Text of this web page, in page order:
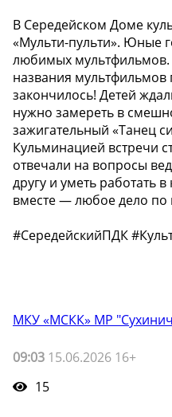
В Середейском Доме
«Мульти-пульти». Юные
любимых мультфильмов.
названия
закончилось! Детей
нужно замереть в
зажигательный «Танец
Кульминацией встречи
отвечали на вопросы
другу и уметь работать
вместе — любое дело по
​#​​​​​​СередейскийПДК
МКУ «МСКК» МР
09:03 15.06.2026 16+
15